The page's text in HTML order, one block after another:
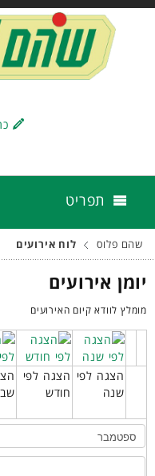
תפריט
שהם פלוס לוח אירועים
יומן אירועים
מומלץ לוודא קיום האירועים
הצגה לפי
שנה
הצגה לפי
חודש